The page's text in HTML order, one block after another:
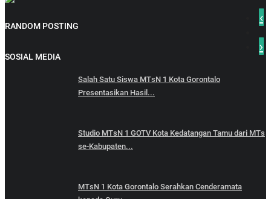
‹
›
RANDOM POSTING
Salah Satu Siswa MTsN 1 Kota Gorontalo
Presentasikan Hasil...
Studio MTsN 1 GOTV Kota Kedatangan Tamu dari MTs
se-Kabupaten...
MTsN 1 Kota Gorontalo Serahkan Cenderamata
SOSIAL MEDIA